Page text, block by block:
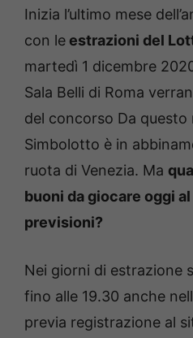
Inizia l’ultimo mese
con le estrazioni del
martedì 1 dicembre
Sala Belli di Roma
del concorso Da questo
Simbolotto è in
ruota di Venezia. Ma
buoni da giocare oggi
previsioni?
Nei giorni di estrazione
fino alle 19.30 anche
previa registrazione al